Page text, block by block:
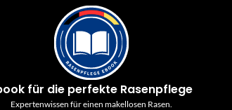
für die perfekte Rasenpflege
Expertenwissen für einen makellosen Rasen.